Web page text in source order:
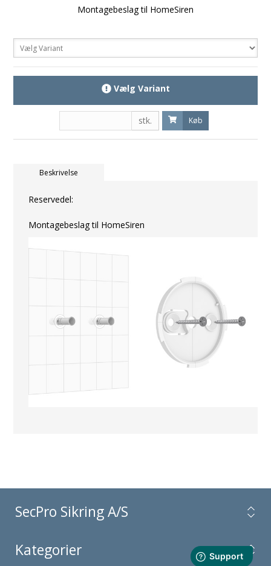
Montagebeslag til HomeSiren
Vælg Variant
stk. Køb
Beskrivelse
Reservedel:
Montagebeslag til HomeSiren
SecPro Sikring A/S
Kategorier